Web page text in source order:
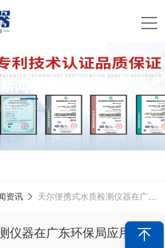
新闻资讯
INFORMATION
资讯 天尔便携式水质检测仪器在广东环保局应用
仪器在广东环保局应用